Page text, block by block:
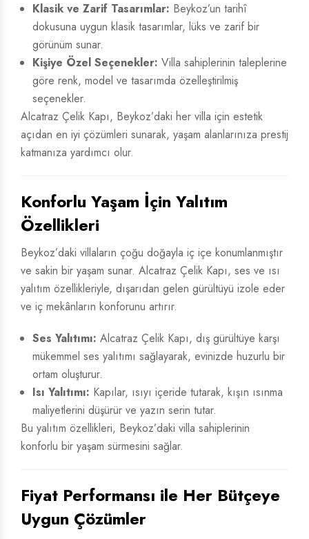
Klasik ve Zarif Tasarımlar: Beykoz’un tarihî
dokusuna uygun klasik tasarımlar, lüks ve zarif bir
görünüm sunar.
Kişiye Özel Seçenekler: Villa sahiplerinin taleplerine
göre renk, model ve tasarımda özelleştirilmiş
seçenekler.
Alcatraz Çelik Kapı, Beykoz’daki her villa için estetik
açıdan en iyi çözümleri sunarak, yaşam alanlarınıza prestij
katmanıza yardımcı olur.
Konforlu Yaşam İçin Yalıtım
Özellikleri
Beykoz’daki villaların çoğu doğayla iç içe konumlanmıştır
ve sakin bir yaşam sunar. Alcatraz Çelik Kapı, ses ve ısı
yalıtım özellikleriyle, dışarıdan gelen gürültüyü izole eder
ve iç mekânların konforunu artırır.
Ses Yalıtımı: Alcatraz Çelik Kapı, dış gürültüye karşı
mükemmel ses yalıtımı sağlayarak, evinizde huzurlu bir
ortam oluşturur.
Isı Yalıtımı: Kapılar, ısıyı içeride tutarak, kışın ısınma
maliyetlerini düşürür ve yazın serin tutar.
Bu yalıtım özellikleri, Beykoz’daki villa sahiplerinin
konforlu bir yaşam sürmesini sağlar.
Fiyat Performansı ile Her Bütçeye
Uygun Çözümler